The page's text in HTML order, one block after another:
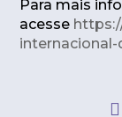
Para mais
acesse